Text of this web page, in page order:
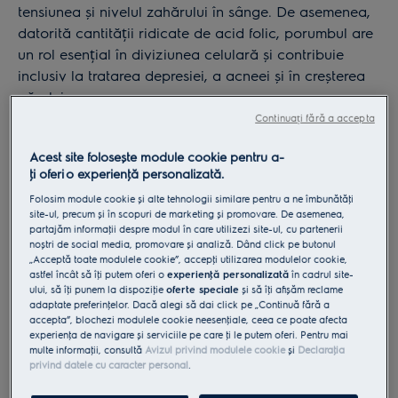
tensiunea și nivelul zahărului în sânge. De asemenea,
datorită cantității ridicate de acid folic, porumbul are
un rol esențial în diviziunea celulară și contribuie
inclusiv la tratarea depresiei, a acneei și în creșterea
părului.
Acest site folosește module cookie pentru a-
ţi oferi o experienţă personalizată.
Folosim module cookie și alte tehnologii similare pentru a ne îmbunătăţi
site-ul, precum și în scopuri de marketing și promovare. De asemenea,
partajăm informaţii despre modul în care utilizezi site-ul, cu partenerii
noștri de social media, promovare și analiză. Dând click pe butonul
„Acceptă toate modulele cookie”, accepţi utilizarea modulelor cookie,
astfel încât să îţi putem oferi oexperienţă personalizată în cadrul site-
ului, să îţi punem la dispoziţieoferte speciale și să îţi afișăm reclame
adaptate preferinţelor. Dacă alegi să dai click pe „Continuă fără a
accepta”, blochezi modulele cookie neesenţiale, ceea ce poate afecta
experienţa de navigare și serviciile pe care ţi le putem oferi. Pentru mai
multe informaţii, consultă Avizul privind modulele cookieși Declaraţia
privind datele cu caracter personal.
Continuați fără a accepta